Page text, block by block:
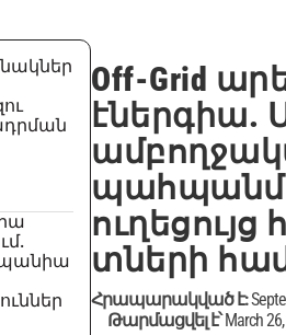
Off-Grid
էներգիա.
ուղեցույց
տների
Հրապարակված է:
Թարմացվել է՝ March